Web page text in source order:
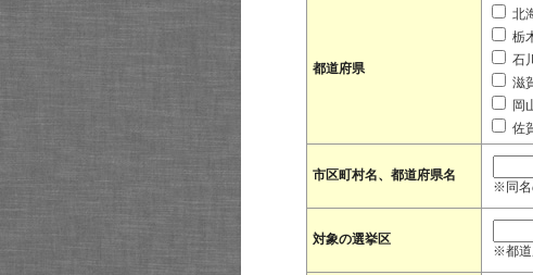
都道府県
北
栃
石
滋
岡
佐
市区町村名、都道府県名
※同名
対象の選挙区
※都道